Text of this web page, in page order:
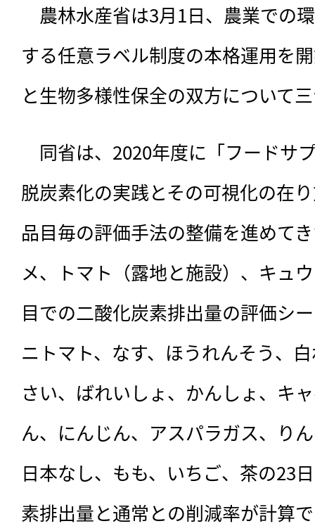
農林水産省は3月1日、農業での
する任意ラベル制度の本格運用を
と生物多様性保全の双方について
同省は、2020年度に「フードサ
脱炭素化の実践とその可視化の在
品目毎の評価手法の整備を進めて
メ、トマト（露地と施設）、キュ
目での二酸化炭素排出量の評価シ
ニトマト、なす、ほうれんそう、
さい、ばれいしょ、かんしょ、キ
ん、にんじん、アスパラガス、り
日本なし、もも、いちご、茶の23
素排出量と通常との削減率が計算